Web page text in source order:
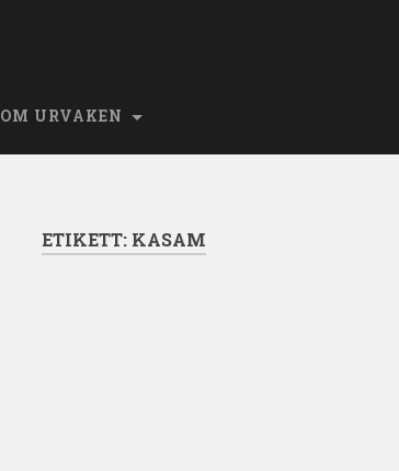
OM URVAKEN
ETIKETT: KASAM